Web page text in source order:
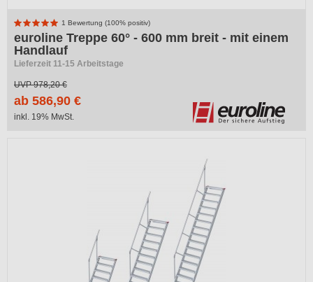
1 Bewertung (100% positiv)
euroline Treppe 60° - 600 mm breit - mit einem
Handlauf
Lieferzeit 11-15 Arbeitstage
UVP978,20 €
ab 586,90 €
inkl. 19% MwSt.